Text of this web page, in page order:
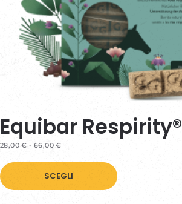
Equibar Respirity®
28,00€ - 66,00€FASCIA
PREZZO:
DA
SCEGLI
prodotto